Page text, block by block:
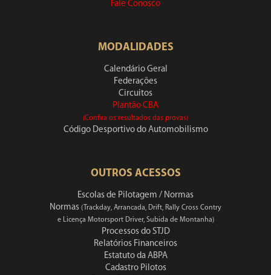
Fale Conosco
MODALIDADES
Calendário Geral
Federações
Circuitos
Plantão CBA
(Confira os resultados das provas)
Código Desportivo do Automobilismo
OUTROS ACESSOS
Escolas de Pilotagem / Normas
Normas (Trackday, Arrancada, Drift, Rally Cross Contry
e Licença Motorsport Driver, Subida de Montanha)
Processos do STJD
Relatórios Financeiros
Estatuto da ABPA
Cadastro Pilotos